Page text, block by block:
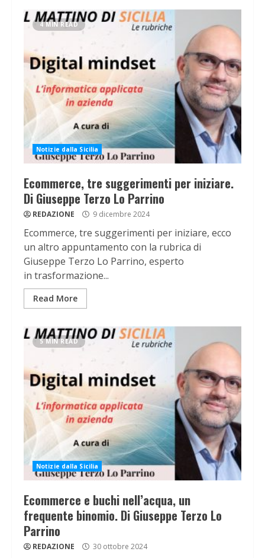
4 MIN READ
Notizie dalla Sicilia
Ecommerce, tre suggerimenti per iniziare.
Di Giuseppe Terzo Lo Parrino
REDAZIONE 9 dicembre 2024
Ecommerce, tre suggerimenti per iniziare, ecco
un altro appuntamento con la rubrica di
Giuseppe Terzo Lo Parrino, esperto
in trasformazione...
Read More
5 MIN READ
Notizie dalla Sicilia
Ecommerce e buchi nell’acqua, un
frequente binomio. Di Giuseppe Terzo Lo
Parrino
REDAZIONE 30 ottobre 2024